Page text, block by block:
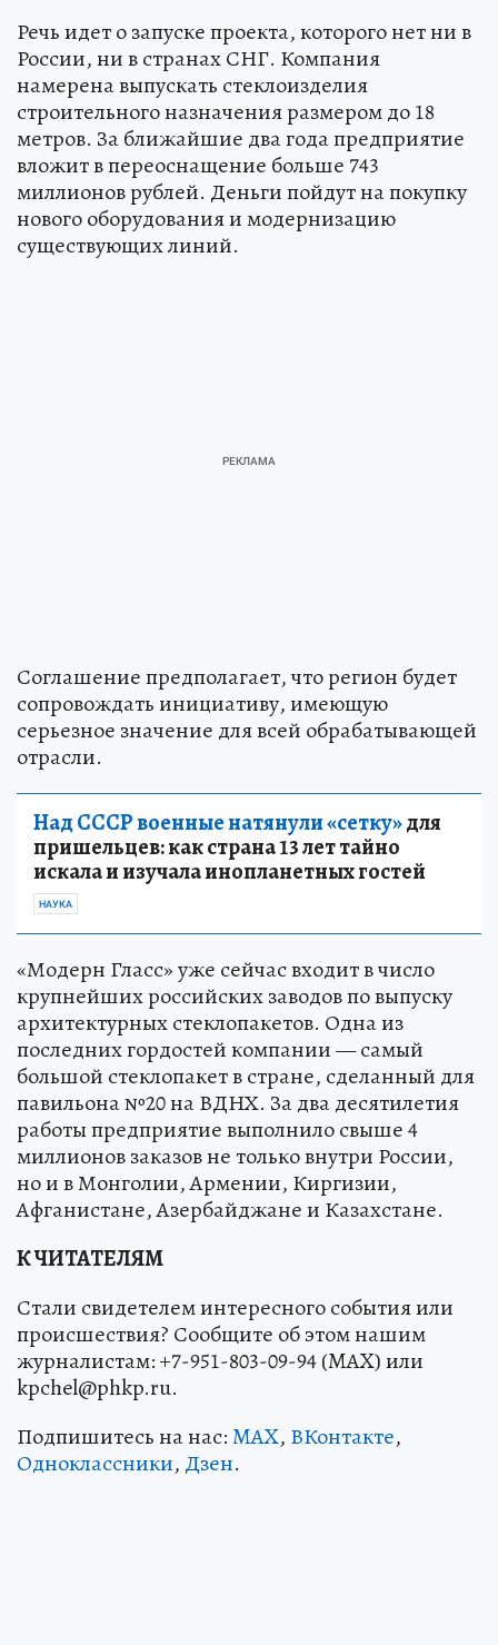
Речь идет о запуске проекта, которого нет ни в
России, ни в странах СНГ. Компания
намерена выпускать стеклоизделия
строительного назначения размером до 18
метров. За ближайшие два года предприятие
вложит в переоснащение больше 743
миллионов рублей. Деньги пойдут на покупку
нового оборудования и модернизацию
существующих линий.
Соглашение предполагает, что регион будет
сопровождать инициативу, имеющую
серьезное значение для всей обрабатывающей
отрасли.
Над СССР военные натянули «сетку»для
пришельцев: как страна 13 лет тайно
искала и изучала инопланетных гостей
НАУКА
«Модерн Гласс» уже сейчас входит в число
крупнейших российских заводов по выпуску
архитектурных стеклопакетов. Одна из
последних гордостей компании — самый
большой стеклопакет в стране, сделанный для
павильона №20 на ВДНХ. За два десятилетия
работы предприятие выполнило свыше 4
миллионов заказов не только внутри России,
но и в Монголии, Армении, Киргизии,
Афганистане, Азербайджане и Казахстане.
К ЧИТАТЕЛЯМ
Стали свидетелем интересного события или
происшествия? Сообщите об этом нашим
журналистам: +7-951-803-09-94 (MAX) или
kpchel@phkp.ru.
Подпишитесь на нас:MAX, ВКонтакте,
Одноклассники, Дзен.